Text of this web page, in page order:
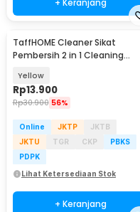
TaffHOME Cleaner Sikat
Pembersih 2 in 1 Cleaning
Yellow
Rp13.900
Rp30.900 56%
Online JKTP
JKTB
JKTU
TGR CKP
PBKS
PDPK
Lihat Ketersediaan Stok
+ Keranjang